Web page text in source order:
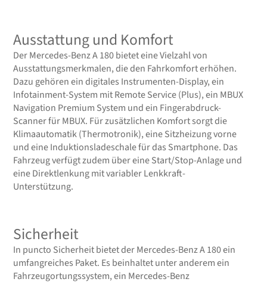
Ausstattung und Komfort
Der Mercedes-Benz A 180 bietet eine Vielzahl von
Ausstattungsmerkmalen, die den Fahrkomfort erhöhen.
Dazu gehören ein digitales Instrumenten-Display, ein
Infotainment-System mit Remote Service (Plus), ein MBUX
Navigation Premium System und ein Fingerabdruck-
Scanner für MBUX. Für zusätzlichen Komfort sorgt die
Klimaautomatik (Thermotronik), eine Sitzheizung vorne
und eine Induktionsladeschale für das Smartphone. Das
Fahrzeug verfügt zudem über eine Start/Stop-Anlage und
eine Direktlenkung mit variabler Lenkkraft-
Unterstützung.
Sicherheit
In puncto Sicherheit bietet der Mercedes-Benz A 180 ein
umfangreiches Paket. Es beinhaltet unter anderem ein
Fahrzeugortungssystem, ein Mercedes-Benz